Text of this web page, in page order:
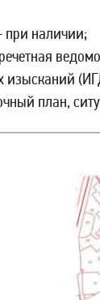
при наличии;
изысканий
план,